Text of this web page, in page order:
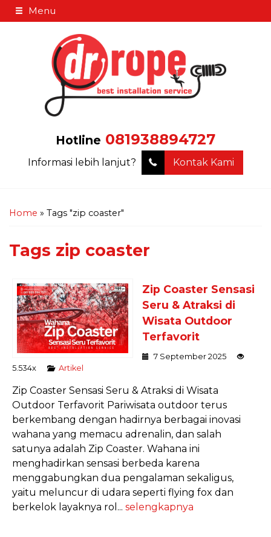
Menu
Hotline 081938894727
Informasi lebih lanjut? Kontak Kami
Home » Tags "zip coaster"
Tags zip coaster
Zip Coaster Sensasi
Seru & Atraksi di
Wisata Outdoor
Terfavorit
7 September 2025
5.534x
Artikel
Zip Coaster Sensasi Seru & Atraksi di Wisata
Outdoor Terfavorit Pariwisata outdoor terus
berkembang dengan hadirnya berbagai inovasi
wahana yang memacu adrenalin, dan salah
satunya adalah Zip Coaster. Wahana ini
menghadirkan sensasi berbeda karena
menggabungkan dua pengalaman sekaligus,
yaitu meluncur di udara seperti flying fox dan
berkelok layaknya rol... selengkapnya